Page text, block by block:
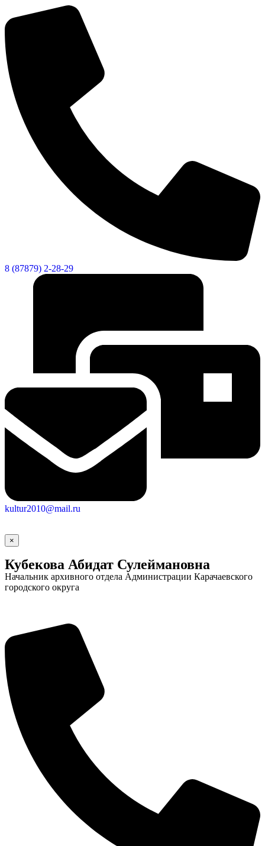
приемная
код кластера
Социальные
видеоролики
Веб
8 (87879) 2-28-29
kultur2010@mail.ru
×
Кубекова Абидат Сулеймановна
Начальник архивного отдела Администрации Карачаевского
городского округа